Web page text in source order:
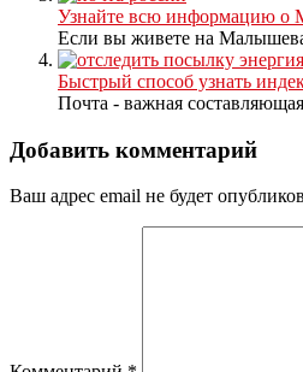
Узнайте всю информацию о
Если вы живете на
Быстрый способ узнать
Почта - важная
Добавить комментарий
Ваш адрес email не будет